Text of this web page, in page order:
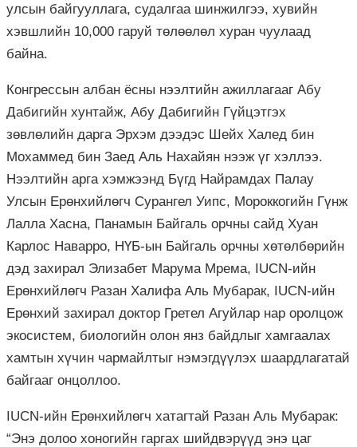
улсын байгууллага, судалгаа шинжилгээ, хувийн
хэвшлийн 10,000 гаруй төлөөлөл хуран чуулаад
байна.
Конгрессын албан ёсны нээлтийн ажиллагааг Абу
Дабигийн хунтайж, Абу Дабигийн Гүйцэтгэх
зөвлөлийн дарга Эрхэм дээдэс Шейх Халед бин
Мохаммед бин Заед Аль Нахайян нээж үг хэллээ.
Нээлтийн арга хэмжээнд Бүгд Найрамдах Палау
Улсын Ерөнхийлөгч Сурангел Уипс, Мороккогийн Гүнж
Лалла Хасна, Панамын Байгаль орчны сайд Хуан
Карлос Наварро, НҮБ-ын Байгаль орчны хөтөлбөрийн
дэд захирал Элизабет Марума Мрема, IUCN-ийн
Ерөнхийлөгч Разан Халифа Аль Мубарак, IUCN-ийн
Ерөнхий захирал доктор Гретел Агуйлар нар оролцож
экосистем, биологийн олон янз байдлыг хамгаалах
хамтын хүчин чармайлтыг нэмэгдүүлэх шаардлагатай
байгааг онцоллоо.
IUCN-ийн Ерөнхийлөгч хатагтай Разан Аль Мубарак:
“Энэ долоо хоногийн гаргах шийдвэрүүд энэ цаг